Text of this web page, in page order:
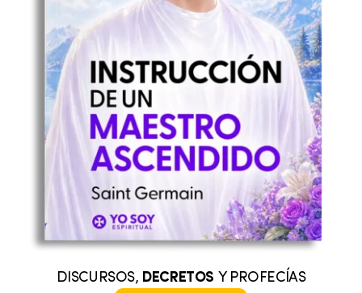
DISCURSOS, DECRETOS Y PROFECÍAS